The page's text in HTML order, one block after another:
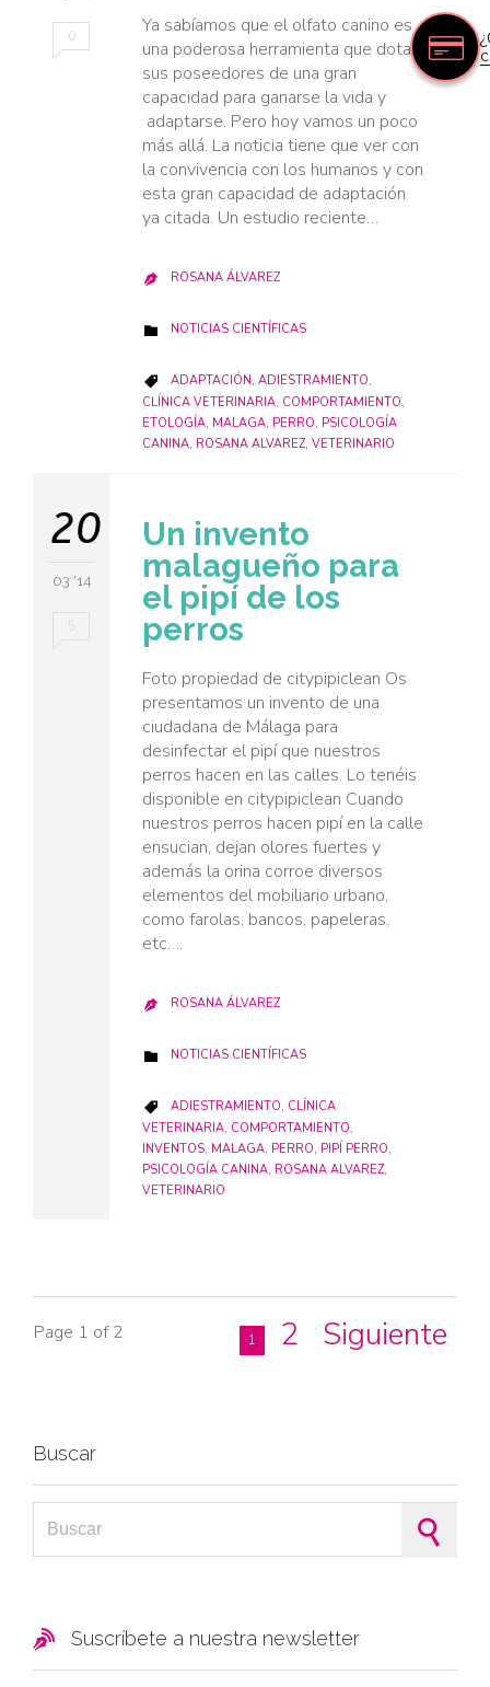
0
Ya sabíamos que el olfato canino es
una poderosa herramienta que dota a
sus poseedores de una gran
capacidad para ganarse la vida y
adaptarse. Pero hoy vamos un poco
más allá. La noticia tiene que ver con
la convivencia con los humanos y con
esta gran capacidad de adaptación
ya citada. Un estudio reciente…
 ROSANA ÁLVAREZ
 CATEGORY
NOTICIAS CIENTÍFICAS
 CATEGORY
ADAPTACIÓN, ADIESTRAMIENTO,
CLÍNICA VETERINARIA, COMPORTAMIENTO,
ETOLOGÍA, MALAGA, PERRO, PSICOLOGÍA
CANINA, ROSANA ALVAREZ, VETERINARIO
20
03 '14
5
Un invento
malagueño para
el pipí de los
perros
Foto propiedad de citypipiclean Os
presentamos un invento de una
ciudadana de Málaga para
desinfectar el pipí que nuestros
perros hacen en las calles. Lo tenéis
disponible en citypipiclean Cuando
nuestros perros hacen pipí en la calle
ensucian, dejan olores fuertes y
además la orina corroe diversos
elementos del mobiliario urbano,
como farolas, bancos, papeleras,
etc….
 ROSANA ÁLVAREZ
 CATEGORY
NOTICIAS CIENTÍFICAS
 CATEGORY
ADIESTRAMIENTO, CLÍNICA
VETERINARIA, COMPORTAMIENTO,
INVENTOS, MALAGA, PERRO, PIPÍ PERRO,
PSICOLOGÍA CANINA, ROSANA ALVAREZ,
VETERINARIO
Page 1 of 2 1 2 Siguiente
Buscar
 Suscríbete a nuestra newsletter